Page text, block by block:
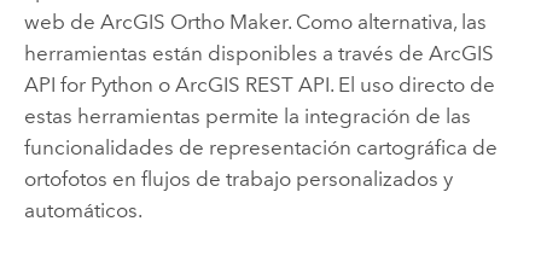
web de ArcGIS Ortho Maker. Como alternativa, las
herramientas están disponibles a través de ArcGIS
API for Python o ArcGIS REST API. El uso directo de
estas herramientas permite la integración de las
funcionalidades de representación cartográfica de
ortofotos en flujos de trabajo personalizados y
automáticos.